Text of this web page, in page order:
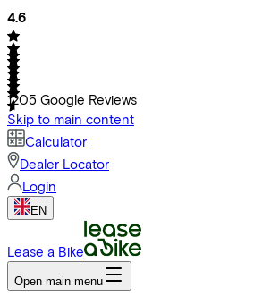
4.6
1205 Google Reviews
Skip to main content
Calculator
Dealer Locator
Login
EN
Lease a Bike
Open main menu